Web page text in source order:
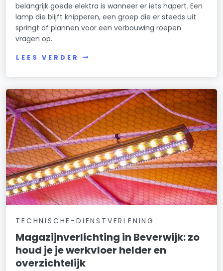
belangrijk goede elektra is wanneer er iets hapert. Een
lamp die blijft knipperen, een groep die er steeds uit
springt of plannen voor een verbouwing roepen
vragen op.
LEES VERDER
TECHNISCHE-DIENSTVERLENING
Magazijnverlichting in Beverwijk: zo
houd je je werkvloer helder en
overzichtelijk